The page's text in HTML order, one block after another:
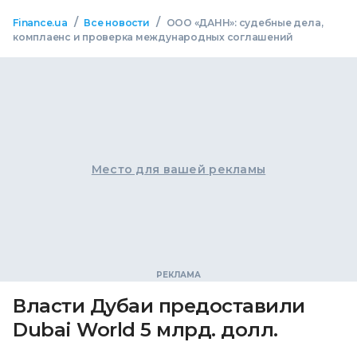
Finance.ua / Все новости /
ООО «ДАНН»: судебные дела,
комплаенс и проверка международных соглашений
Место для вашей рекламы
Власти Дубаи предоставили
Dubai World 5 млрд. долл.